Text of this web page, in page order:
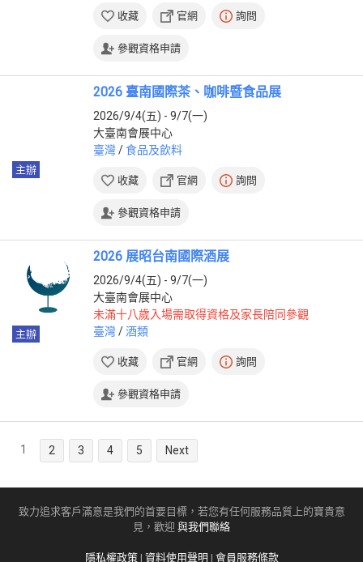
收藏 官網 詢問
參觀資格申請
主辦
2026 臺南國際茶、咖啡暨食品展
2026/9/4(五) - 9/7(一)
大臺南會展中心
臺灣/食品及飲料
收藏 官網 詢問
參觀資格申請
主辦
2026 展昭台南國際酒展
2026/9/4(五) - 9/7(一)
大臺南會展中心
未滿十八歲入場需取得資格及家長陪同參觀
臺灣/酒類
收藏 官網 詢問
參觀資格申請
1 2 3 4 5 Next
致力追求客戶滿意是我們的首要目標，若您有任何服務品質上的寶貴意
見，歡迎 與我們聯絡
隱私權政策| 資料使用聲明 | 會員服務條款